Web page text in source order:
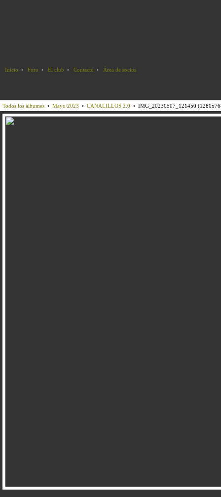
Inicio • Foro • El club • Contacto • Área de socios
Todos los álbumes • Mayo/2023 • CANALILLOS 2.0 • IMG_20230507_121450